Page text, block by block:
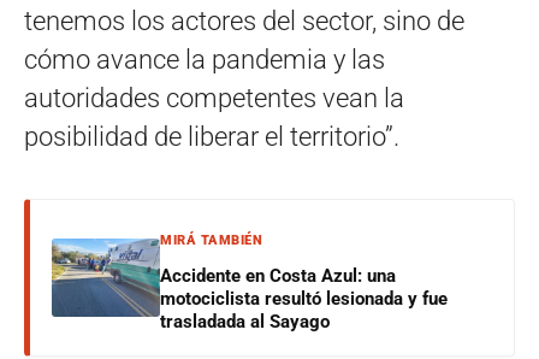
tenemos los actores del sector, sino de
cómo avance la pandemia y las
autoridades competentes vean la
posibilidad de liberar el territorio”.
MIRÁ TAMBIÉN
Accidente en Costa Azul: una
motociclista resultó lesionada y fue
trasladada al Sayago